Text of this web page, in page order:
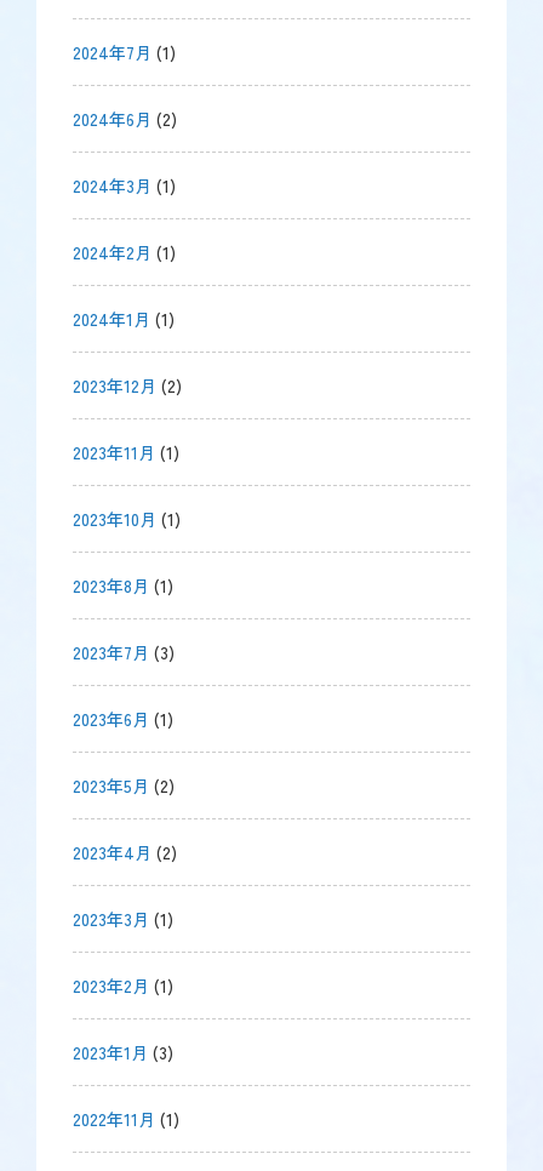
2024年7月 (1)
2024年6月 (2)
2024年3月 (1)
2024年2月 (1)
2024年1月 (1)
2023年12月 (2)
2023年11月 (1)
2023年10月 (1)
2023年8月 (1)
2023年7月 (3)
2023年6月 (1)
2023年5月 (2)
2023年4月 (2)
2023年3月 (1)
2023年2月 (1)
2023年1月 (3)
2022年11月 (1)